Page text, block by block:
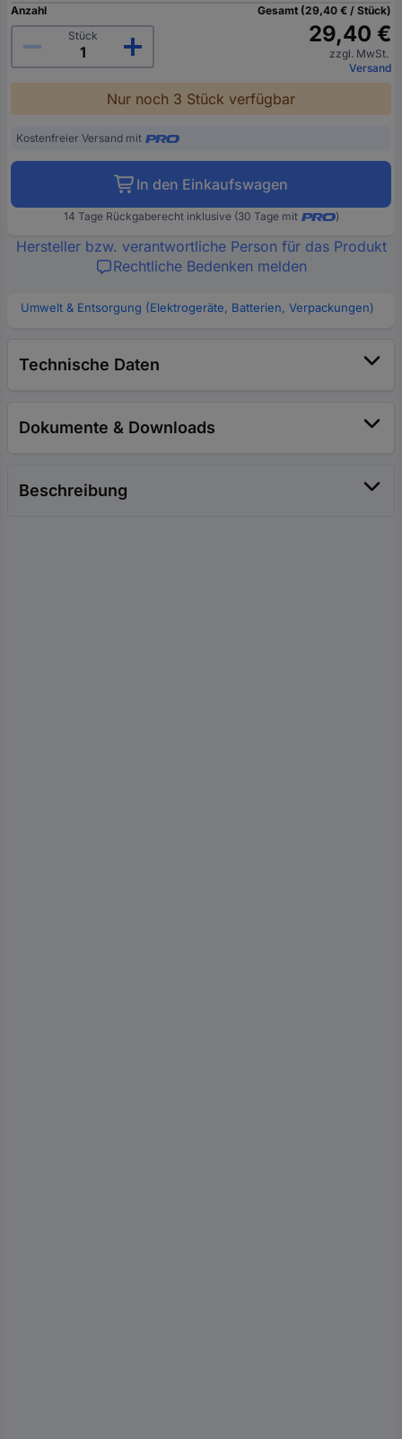
Anzahl
Stück
Gesamt (29,40 € / Stück)
29,40 €
zzgl. MwSt.
Versand
Nur noch 3 Stück verfügbar
Kostenfreier Versand mit
In den Einkaufswagen
14 Tage Rückgaberecht inklusive (30 Tage mit )
Hersteller bzw. verantwortliche Person für das Produkt
Rechtliche Bedenken melden
Umwelt & Entsorgung (Elektrogeräte, Batterien, Verpackungen)
Technische Daten
Dokumente & Downloads
Beschreibung